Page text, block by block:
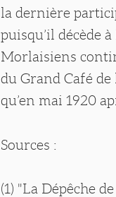
la dernière
puisqu’il décède
Morlaisiens
du Grand Café
qu’en mai 1920
Sources :
(1) "La Dépêche